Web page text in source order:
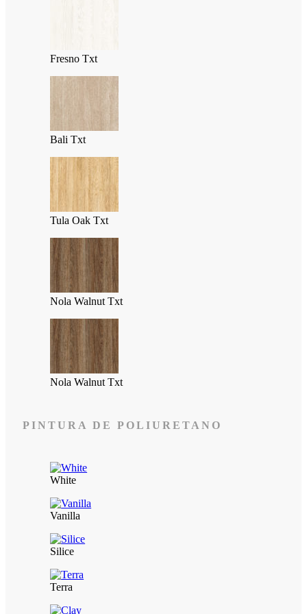
Fresno Txt
Bali Txt
Tula Oak Txt
Nola Walnut Txt
Nola Walnut Txt
PINTURA DE POLIURETANO
White
Vanilla
Silice
Terra